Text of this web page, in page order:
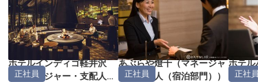
ホテルインディゴ軽井沢
（マネージャー・支配人
正社員
あぶらや燈千（マネージャ
ー・支配人（宿泊部門）
）
正社員
ホテル
（マネ
正社員